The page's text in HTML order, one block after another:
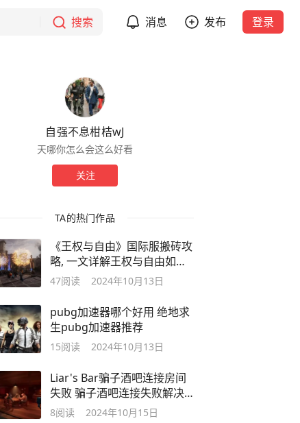
搜索 消息 发布 登录
自强不息柑桔wJ
天哪你怎么会这么好看
关注
TA的热门作品
《王权与自由》国际服搬砖攻
略, 一文详解王权与自由如何
搬砖
47阅读 2024年10月13日
pubg加速器哪个好用 绝地求
生pubg加速器推荐
15阅读 2024年10月13日
Liar's Bar骗子酒吧连接房间
失败 骗子酒吧连接失败解决
方法来了
8阅读 2024年10月15日